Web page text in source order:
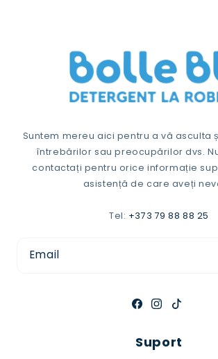
Suntem mereu aici pentru a vă asculta
întrebărilor sau preocupărilor dvs.
contactați pentru orice informație
asistență de care aveți
Tel: +373 79 88 88 25
Email
Facebook
Instagram
TikTok
Suport